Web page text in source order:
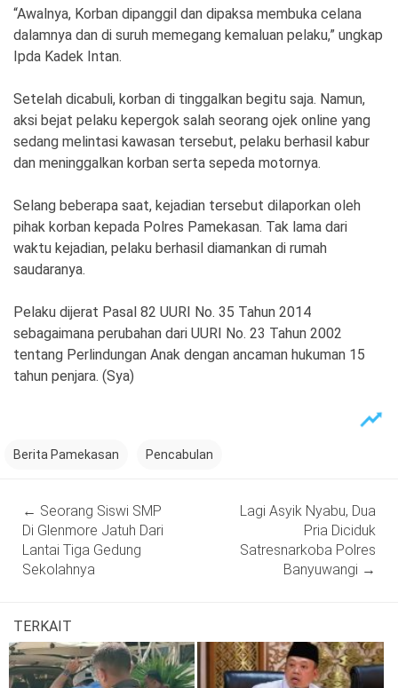
Copyright
2026
News
Indonesia
.
Reserve
“Awalnya, Korban dipanggil dan dipaksa membuka celana
dalamnya dan di suruh memegang kemaluan pelaku,” ungkap
Ipda Kadek Intan.
Setelah dicabuli, korban di tinggalkan begitu saja. Namun,
aksi bejat pelaku kepergok salah seorang ojek online yang
sedang melintasi kawasan tersebut, pelaku berhasil kabur
dan meninggalkan korban serta sepeda motornya.
Selang beberapa saat, kejadian tersebut dilaporkan oleh
pihak korban kepada Polres Pamekasan. Tak lama dari
waktu kejadian, pelaku berhasil diamankan di rumah
saudaranya.
Pelaku dijerat Pasal 82 UURI No. 35 Tahun 2014
sebagaimana perubahan dari UURI No. 23 Tahun 2002
tentang Perlindungan Anak dengan ancaman hukuman 15
tahun penjara. (Sya)
Berita Pamekasan Pencabulan
navigation
← Seorang Siswi SMP
Di Glenmore Jatuh Dari
Lantai Tiga Gedung
Sekolahnya
Lagi Asyik Nyabu, Dua
Pria Diciduk
Satresnarkoba Polres
Banyuwangi →
TERKAIT